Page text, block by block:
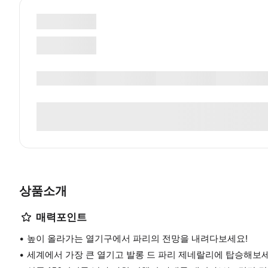
상품소개
매력포인트
높이 올라가는 열기구에서 파리의 전망을 내려다보세요!
세계에서 가장 큰 열기고 발롱 드 파리 제네랄리에 탑승해보